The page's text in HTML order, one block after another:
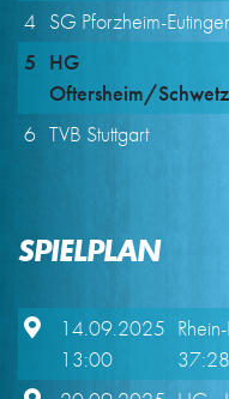
4 SG Pforzheim-
5 HG
Oftersheim/
6 TVB Stuttgart
SPIELPLAN
14.09.2025
13:00
37:28